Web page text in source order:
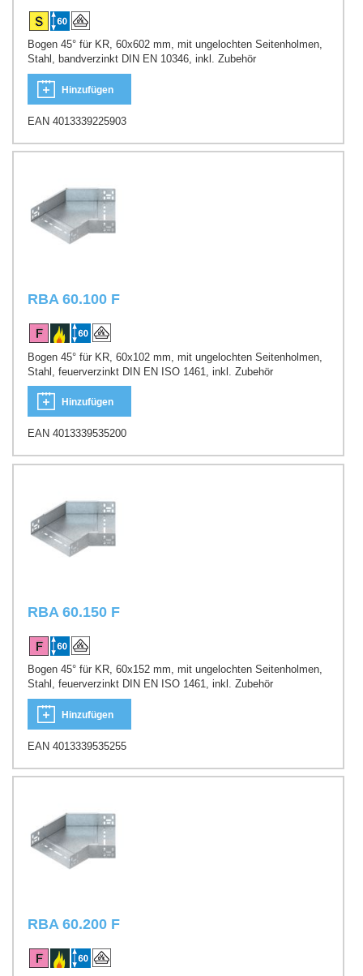
Bogen 45° für KR, 60x602 mm, mit ungelochten Seitenholmen,
Stahl, bandverzinkt DIN EN 10346, inkl. Zubehör
Hinzufügen
EAN 4013339225903
RBA 60.100 F
Bogen 45° für KR, 60x102 mm, mit ungelochten Seitenholmen,
Stahl, feuerverzinkt DIN EN ISO 1461, inkl. Zubehör
Hinzufügen
EAN 4013339535200
RBA 60.150 F
Bogen 45° für KR, 60x152 mm, mit ungelochten Seitenholmen,
Stahl, feuerverzinkt DIN EN ISO 1461, inkl. Zubehör
Hinzufügen
EAN 4013339535255
RBA 60.200 F